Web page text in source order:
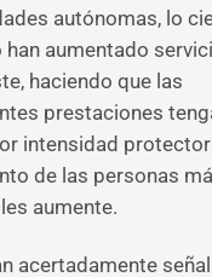
autónomas, lo
han aumentado
haciendo que las
prestaciones
intensidad
de las personas
aumente.
acertadamente